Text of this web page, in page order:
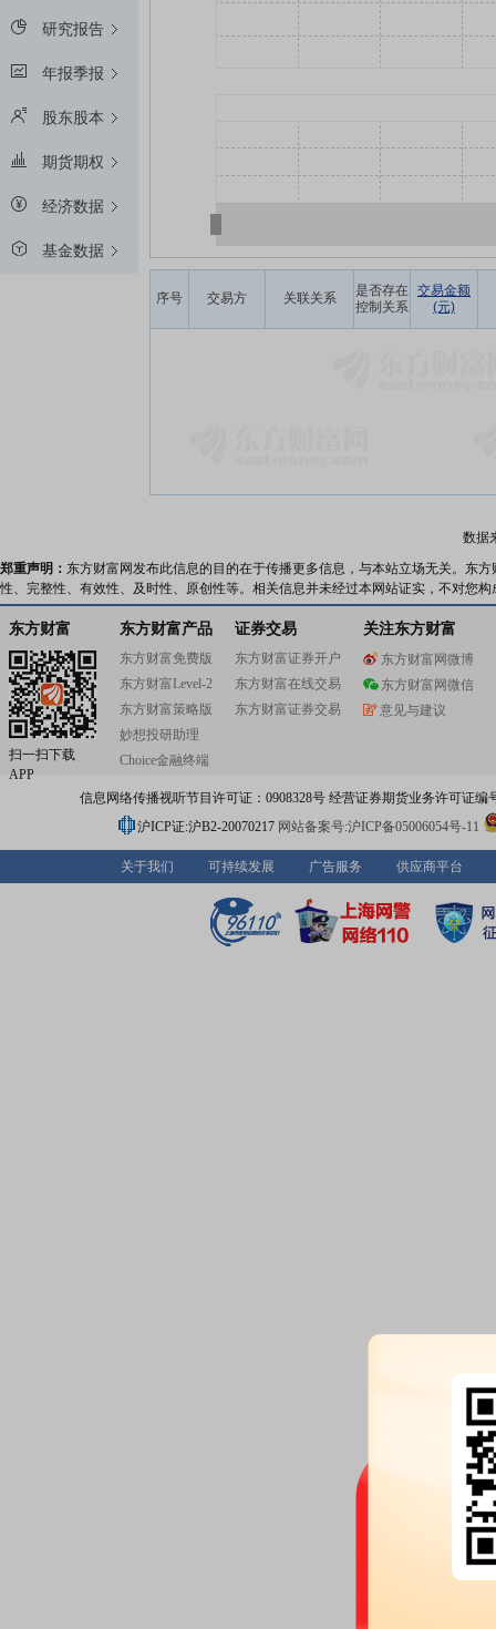
研究报告
年报季报
股东股本
期货期权
经济数据
基金数据
序号 交易方 关联关系
是否存在
控制关系
交易金额
(元)
数据
郑重声明： 东方财富网发布此信息的目的在于传播更多信息，与本站立场无关。东
性、完整性、有效性、及时性、原创性等。相关信息并未经过本网站证实，不对您
东方财富
扫一扫下载
APP
东方财富产品
东方财富免费版
东方财富Level-2
东方财富策略版
妙想投研助理
Choice金融终端
证券交易
东方财富证券开户
东方财富在线交易
东方财富证券交易
关注东方财富
东方财富网微博
东方财富网微信
意见与建议
信息网络传播视听节目许可证：0908328号 经营证券期货业务许可证编
沪ICP证:沪B2-20070217 网站备案号:沪ICP备05006054号-11
关于我们 可持续发展 广告服务 供应商平台